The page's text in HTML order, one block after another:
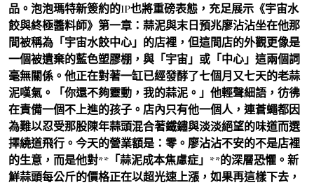
品。泡泡瑪特新簽約的IP也將重磅表態，充足展示《宇宙水
餃與終極醬料師》第一章：蒜泥與末日預兆廖沾沾坐在他那
間被稱為「宇宙水餃中心」的店裡，但這間店的外觀更像是
一個被遺棄的藍色塑膠棚，與「宇宙」或「中心」這兩個詞
毫無關係。他正在對著一缸已經發酵了七個月又七天的老蒜
泥嘆氣。「你還不夠靈動，我的蒜泥。」他輕聲細語，彷彿
在責備一個不上進的孩子。店內只有他一個人，連蒼蠅都因
為難以忍受那股陳年蒜頭混合著鐵鏽與淡淡絕望的味道而選
擇繞道飛行。今天的營業額是：零。廖沾沾不安的不是店裡
的生意，而是他對**「蒜泥成本焦慮症」**的深層恐懼。新
鮮蒜頭每公斤的價格正在以超光速上漲，如果再這樣下去，